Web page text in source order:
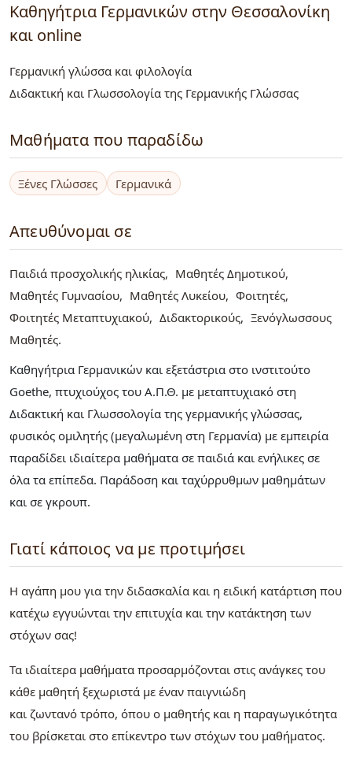
Καθηγήτρια Γερμανικών στην Θεσσαλονίκη
και online
Γερμανική γλώσσα και φιλολογία
Διδακτική και Γλωσσολογία της Γερμανικής Γλώσσας
Μαθήματα που παραδίδω
Ξένες Γλώσσες Γερμανικά
Απευθύνομαι σε
Παιδιά προσχολικής ηλικίας
Μαθητές Δημοτικού
Μαθητές Γυμνασίου
Μαθητές Λυκείου
Φοιτητές
Φοιτητές Μεταπτυχιακού
Διδακτορικούς
Ξενόγλωσσους
Μαθητές
Καθηγήτρια Γερμανικών και εξετάστρια στο ινστιτούτο
Goethe, πτυχιούχος του Α.Π.Θ. με μεταπτυχιακό στη
Διδακτική και Γλωσσολογία της γερμανικής γλώσσας,
φυσικός ομιλητής (μεγαλωμένη στη Γερμανία) με εμπειρία
παραδίδει ιδιαίτερα μαθήματα σε παιδιά και ενήλικες σε
όλα τα επίπεδα. Παράδοση και ταχύρρυθμων μαθημάτων
και σε γκρουπ.
Γιατί κάποιος να με προτιμήσει
Η αγάπη μου για την διδασκαλία και η ειδική κατάρτιση που
κατέχω εγγυώνται την επιτυχία και την κατάκτηση των
στόχων σας!
Τα ιδιαίτερα μαθήματα προσαρμόζονται στις ανάγκες του
κάθε μαθητή ξεχωριστά με έναν παιγνιώδη
και ζωντανό τρόπο, όπου ο μαθητής και η παραγωγικότητα
του βρίσκεται στο επίκεντρο των στόχων του μαθήματος.